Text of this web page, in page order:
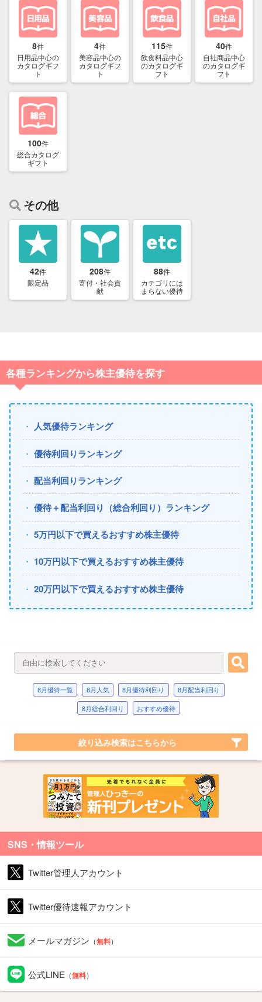
8件
日用品中心の
カタログギフ
ト
4件
美容品中心の
カタログギフ
ト
115件
飲食料品中心
のカタログギ
フト
40件
自社商品中心
のカタログギ
フト
100件
総合カタログ
ギフト
その他
42件
限定品
208件
寄付・社会貢
献
88件
カテゴリには
まらない優待
各種ランキングから株主優待を探す
人気優待ランキング
優待利回りランキング
配当利回りランキング
優待＋配当利回り（総合利回り）ランキング
5万円以下で買えるおすすめ株主優待
10万円以下で買えるおすすめ株主優待
20万円以下で買えるおすすめ株主優待
8月優待一覧 8月人気 8月優待利回り
8月配当利回り
8月総合利回り
おすすめ優待
絞り込み検索はこちらから
SNS・情報ツール
Twitter管理人アカウント
Twitter優待速報アカウント
メールマガジン （無料）
公式LINE （無料）